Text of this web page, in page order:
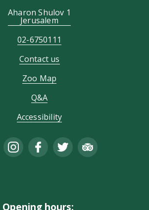
Aharon Shulov 1
Jerusalem
02-6750111
Contact us
Zoo Map
Q&A
Accessibility
Opening hours: